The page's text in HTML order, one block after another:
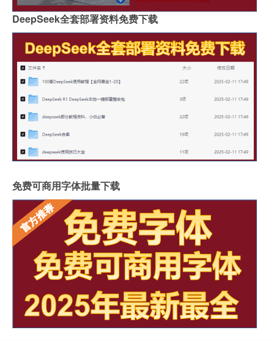
DeepSeek全套部署资料免费下载
免费可商用字体批量下载